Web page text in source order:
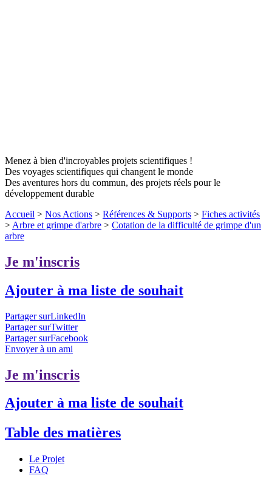
Menez à bien d'incroyables projets scientifiques !
Des voyages scientifiques qui changent le monde
Des aventures hors du commun, des projets réels pour le
développement durable
Accueil > Nos Actions > Références & Supports > Fiches activités
> Arbre et grimpe d'arbre > Cotation de la difficulté de grimpe d'un
arbre
Je m'inscris
Ajouter à ma liste de souhait
Partager surLinkedIn
Partager surTwitter
Partager surFacebook
Envoyer à un ami
Je m'inscris
Ajouter à ma liste de souhait
Table des matières
Le Projet
FAQ